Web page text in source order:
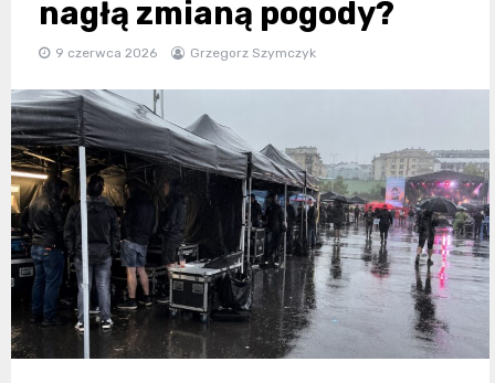
nagłą zmianą pogody?
9 czerwca 2026 Grzegorz Szymczyk